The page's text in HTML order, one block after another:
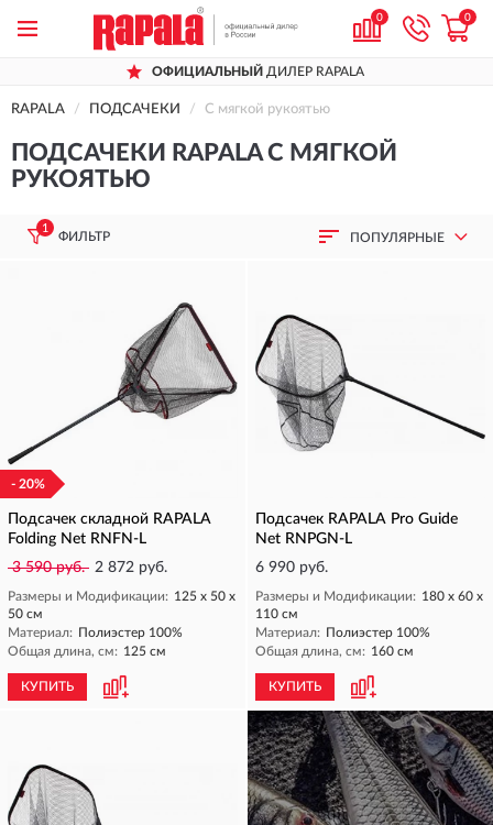
0 0
ОФИЦИАЛЬНЫЙДИЛЕР RAPALA
RAPALA ПОДСАЧЕКИ С мягкой рукоятью
ПОДСАЧЕКИ RAPALA С МЯГКОЙ
РУКОЯТЬЮ
1
ФИЛЬТР ПОПУЛЯРНЫЕ
- 20%
Подсачек складной RAPALA
Folding Net RNFN-L
3 590 руб. 2 872 руб.
Размеры и Модификации: 125 х 50 х
50 см
Материал: Полиэстер 100%
Общая длина, см: 125 см
КУПИТЬ
Подсачек RAPALA Pro Guide
Net RNPGN-L
6 990 руб.
Размеры и Модификации: 180 х 60 х
110 см
Материал: Полиэстер 100%
Общая длина, см: 160 см
КУПИТЬ